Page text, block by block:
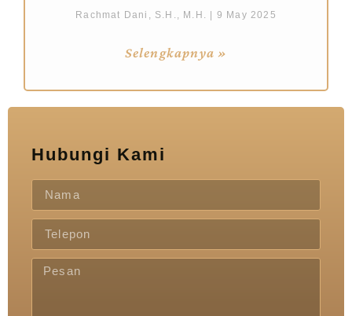
Rachmat Dani, S.H., M.H. 9 May 2025
Selengkapnya »
Hubungi Kami